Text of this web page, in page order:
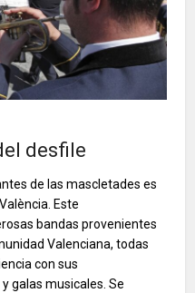
desfile
de las mascletades es
Este
bandas provenientes
Valenciana, todas
con sus
galas musicales. Se